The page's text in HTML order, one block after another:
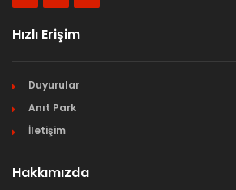
Hızlı Erişim
Duyurular
Anıt Park
İletişim
Hakkımızda